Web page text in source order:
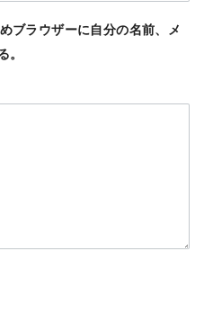
ブラウザーに自分の名前、メ